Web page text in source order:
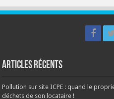
Articles récents
Pollution sur site ICPE : quand le
déchets de son locataire !